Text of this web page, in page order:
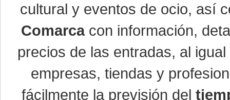
cultural y eventos de ocio, así
Comarcacon información,
precios de las entradas, al
empresas, tiendas y
fácilmente la previsión del